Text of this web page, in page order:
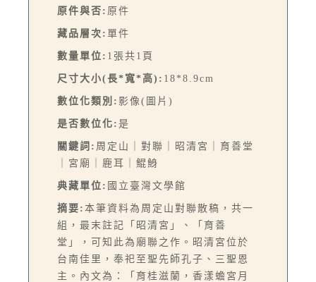
原件與否: 原件
藏品層次: 單件
數量單位: 1張共1頁
尺寸大小(長*寬*高): 18*8.9cm
數位化類別: 影像(圖片)
是否數位化: 是
關鍵詞: 周定山｜對聯｜昭清宮｜育善堂
｜宮廟｜鹿耳｜鯤鯓
典藏單位: 國立臺灣文學館
摘要: 本筆資料為周定山對聯散稿，共一
組，最末註記「昭清宮」、「育善
堂」，可知此為廟聯之作。昭清宮位於
台南佳里，奉祀至聖先師孔子、三聖恩
主。內文為：「育桂滋蘭，香漾蟾宮月